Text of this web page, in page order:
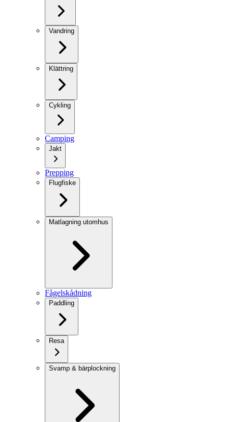
Vandring
Klättring
Cykling
Camping
Jakt
Prepping
Flugfiske
Matlagning utomhus
Fågelskådning
Paddling
Resa
Svamp & bärplockning